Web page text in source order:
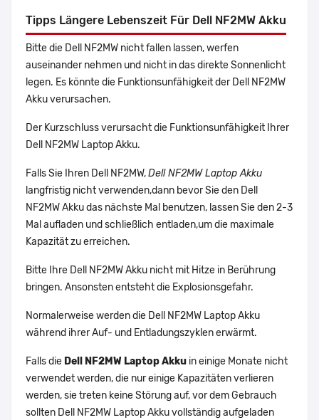
Tipps Längere Lebenszeit Für Dell NF2MW Akku
Bitte die Dell NF2MW nicht fallen lassen, werfen
auseinander nehmen und nicht in das direkte Sonnenlicht
legen. Es könnte die Funktionsunfähigkeit der Dell NF2MW
Akku verursachen.
Der Kurzschluss verursacht die Funktionsunfähigkeit Ihrer
Dell NF2MW Laptop Akku.
Falls Sie Ihren Dell NF2MW,Dell NF2MW Laptop Akku
langfristig nicht verwenden,dann bevor Sie den Dell
NF2MW Akku das nächste Mal benutzen, lassen Sie den 2-3
Mal aufladen und schließlich entladen,um die maximale
Kapazität zu erreichen.
Bitte Ihre Dell NF2MW Akku nicht mit Hitze in Berührung
bringen. Ansonsten entsteht die Explosionsgefahr.
Normalerweise werden die Dell NF2MW Laptop Akku
während ihrer Auf- und Entladungszyklen erwärmt.
Falls die Dell NF2MW Laptop Akku in einige Monate nicht
verwendet werden, die nur einige Kapazitäten verlieren
werden, sie treten keine Störung auf, vor dem Gebrauch
sollten Dell NF2MW Laptop Akku vollständig aufgeladen